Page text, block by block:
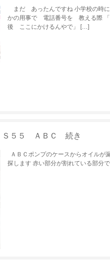
まだ あったんですね 小学校の時
かの用事で 電話番号を 教える際
後 ここにかけるんやで」 […]
５５ ＡＢＣ 続き
ＡＢＣポンプのケースからオイル
探します 赤い部分が割れている部